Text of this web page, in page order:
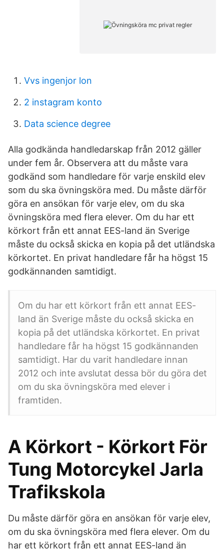
Vvs ingenjor lon
2 instagram konto
Data science degree
Alla godkända handledarskap från 2012 gäller
under fem år. Observera att du måste vara
godkänd som handledare för varje enskild elev
som du ska övningsköra med. Du måste därför
göra en ansökan för varje elev, om du ska
övningsköra med flera elever. Om du har ett
körkort från ett annat EES-land än Sverige
måste du också skicka en kopia på det utländska
körkortet. En privat handledare får ha högst 15
godkännanden samtidigt.
Om du har ett körkort från ett annat EES-
land än Sverige måste du också skicka en
kopia på det utländska körkortet. En privat
handledare får ha högst 15 godkännanden
samtidigt. Har du varit handledare innan
2012 och inte avslutat dessa bör du göra det
om du ska övningsköra med elever i
framtiden.
A Körkort - Körkort För
Tung Motorcykel Jarla
Trafikskola
Du måste därför göra en ansökan för varje elev,
om du ska övningsköra med flera elever. Om du
har ett körkort från ett annat EES-land än